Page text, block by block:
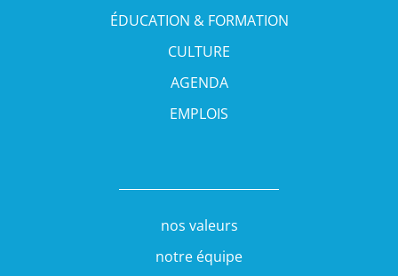
ÉDUCATION & FORMATION
CULTURE
AGENDA
EMPLOIS
nos valeurs
notre équipe